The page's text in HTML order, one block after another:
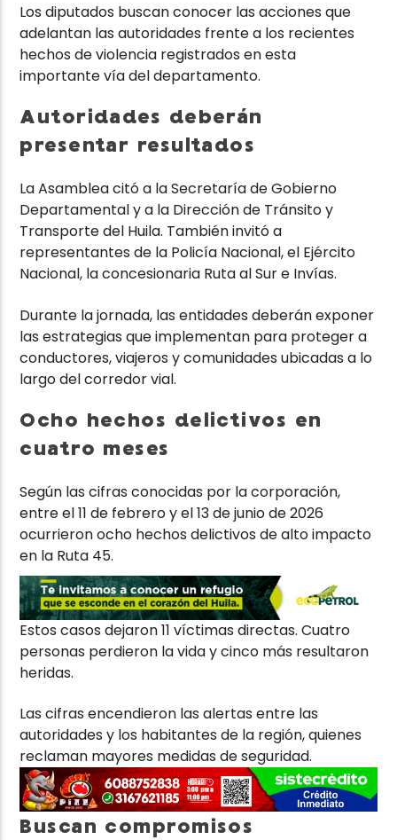
Los diputados buscan conocer las acciones que
adelantan las autoridades frente a los recientes
hechos de violencia registrados en esta
importante vía del departamento.
Autoridades deberán
presentar resultados
La Asamblea citó a la Secretaría de Gobierno
Departamental y a la Dirección de Tránsito y
Transporte del Huila. También invitó a
representantes de la Policía Nacional, el Ejército
Nacional, la concesionaria Ruta al Sur e Invías.
Durante la jornada, las entidades deberán exponer
las estrategias que implementan para proteger a
conductores, viajeros y comunidades ubicadas a lo
largo del corredor vial.
Ocho hechos delictivos en
cuatro meses
Según las cifras conocidas por la corporación,
entre el 11 de febrero y el 13 de junio de 2026
ocurrieron ocho hechos delictivos de alto impacto
en la Ruta 45.
Estos casos dejaron 11 víctimas directas. Cuatro
personas perdieron la vida y cinco más resultaron
heridas.
Las cifras encendieron las alertas entre las
autoridades y los habitantes de la región, quienes
reclaman mayores medidas de seguridad.
Buscan compromisos